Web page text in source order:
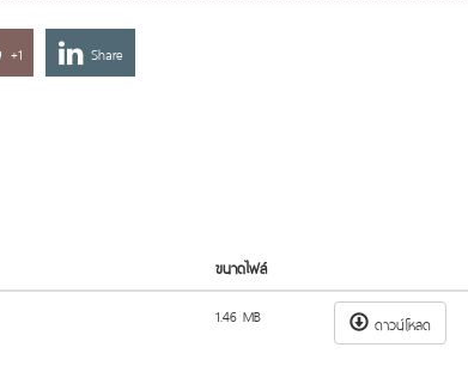
+1 Share
ขนาดไฟล์
1.46 MB ดาวน์โหลด